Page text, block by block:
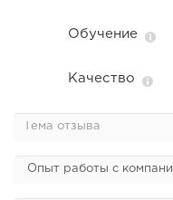
Обучение
Качество